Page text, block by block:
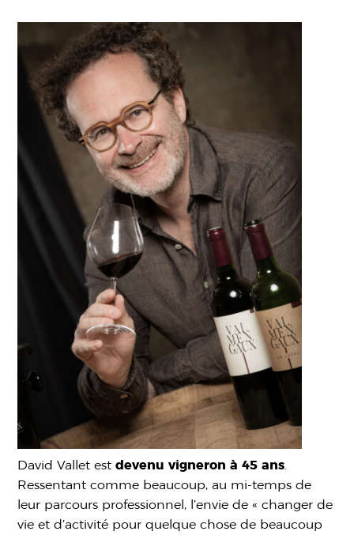
David Vallet estdevenu vigneron à 45 ans.
Ressentant comme beaucoup, au mi-temps de
leur parcours professionnel, l’envie de « changer de
vie et d’activité pour quelque chose de beaucoup